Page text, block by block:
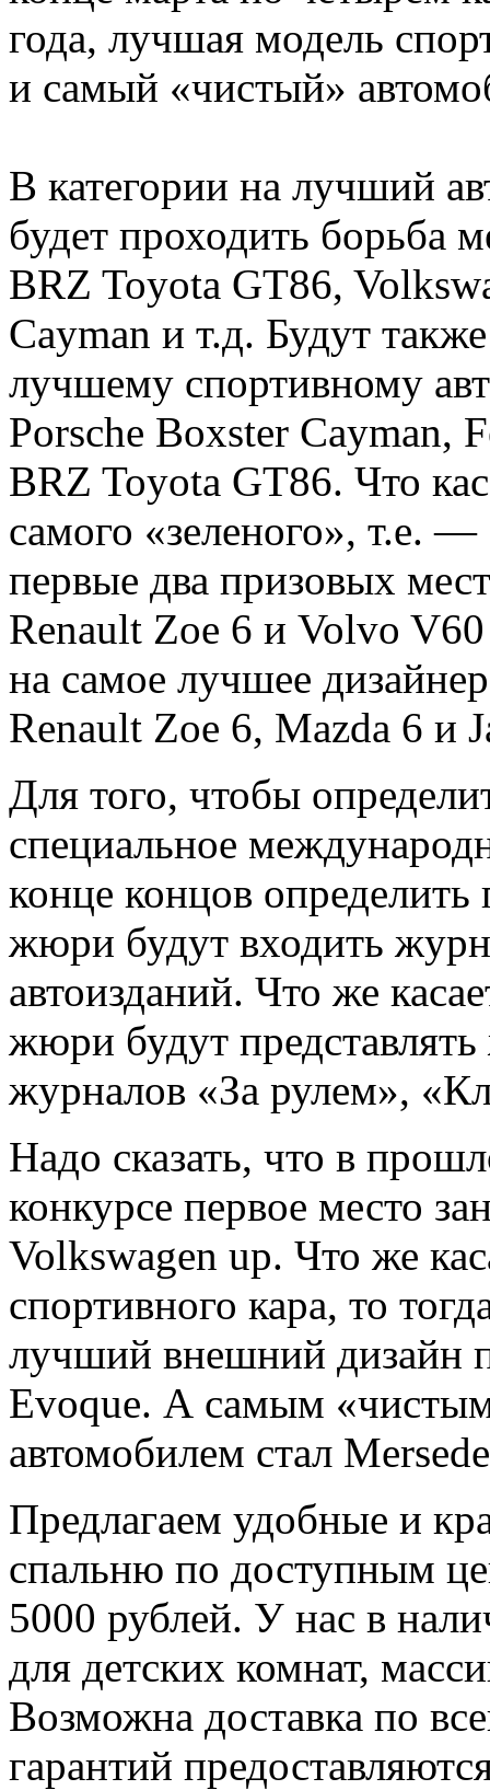
года, лучшая модель
и самый «чистый»
В категории на лучший
будет проходить борьба
BRZ Toyota GT86,
Cayman и т.д. Будут
лучшему спортивному
Porsche Boxster Cayman,
BRZ Toyota GT86. Что
самого «зеленого», т.е.
первые два призовых
Renault Zoe 6 и Volvo
на самое лучшее
Renault Zoe 6, Mazda 6 и
Для того, чтобы
специальное
конце концов определить
жюри будут входить
автоизданий. Что же
жюри будут
журналов «За рулем»,
Надо сказать, что в
конкурсе первое место
Volkswagen up. Что же
спортивного кара, то
лучший внешний дизайн
Evoque. А самым
автомобилем стал
Предлагаем удобные и
спальню по доступным
5000 рублей. У нас в
для детских комнат,
Возможна доставка по
гарантий